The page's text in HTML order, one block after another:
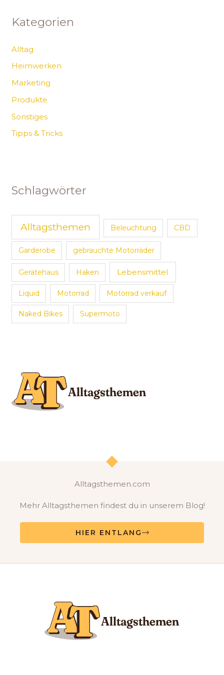
Kategorien
Alltag
Heimwerken
Marketing
Produkte
Sonstiges
Tipps & Tricks
Schlagwörter
Alltagsthemen Beleuchtung CBD
Garderobe gebrauchte Motorräder
Gerätehaus Haken Lebensmittel
Liquid Motorrad Motorrad verkauf
Naked Bikes Supermoto
Alltagsthemen.com
Mehr Alltagsthemen findest du in unserem Blog!
HIER ENTLANG